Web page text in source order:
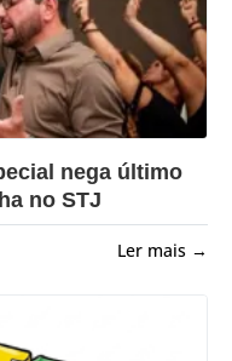
nega último
no STJ
Ler mais →